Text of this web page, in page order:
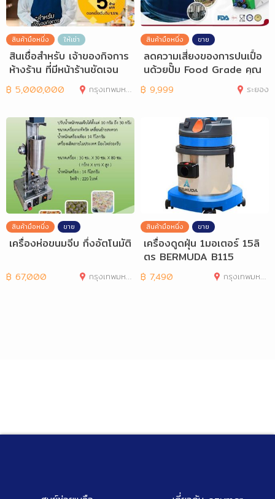
สินค้ามือหนึ่ง ให้เช่า
สินเชื่อสำหรับ เจ้าของกิจการ
ห้างร้าน ที่มีหน้าร้านชัดเจน
฿ 5,000,000 กรุงเทพมหานคร
สินค้ามือหนึ่ง ขาย
ลดความเสี่ยงของการปนเปื้อ
นด้วยปั๊ม Food Grade คุณ
ภาพสูงจาก S
฿ 9,999 ระยอง
สินค้ามือหนึ่ง ขาย
เครื่องห่อขนมจีบ กึ่งอัตโนมัติ
฿ 67,000 กรุงเทพมหานคร
สินค้ามือหนึ่ง ขาย
เครื่องดูดฝุ่น 1มอเตอร์ 15ลิ
ตร BERMUDA B115
฿ 7,490 กรุงเทพมหานคร